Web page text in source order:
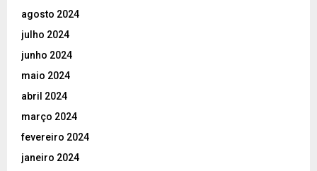
agosto 2024
julho 2024
junho 2024
maio 2024
abril 2024
março 2024
fevereiro 2024
janeiro 2024